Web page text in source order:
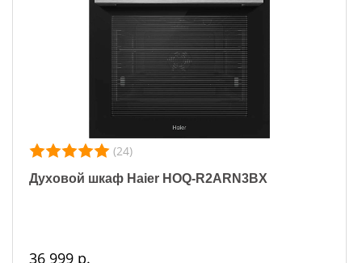
(24)
Духовой шкаф Haier HOQ-R2ARN3BX
36 999 р.